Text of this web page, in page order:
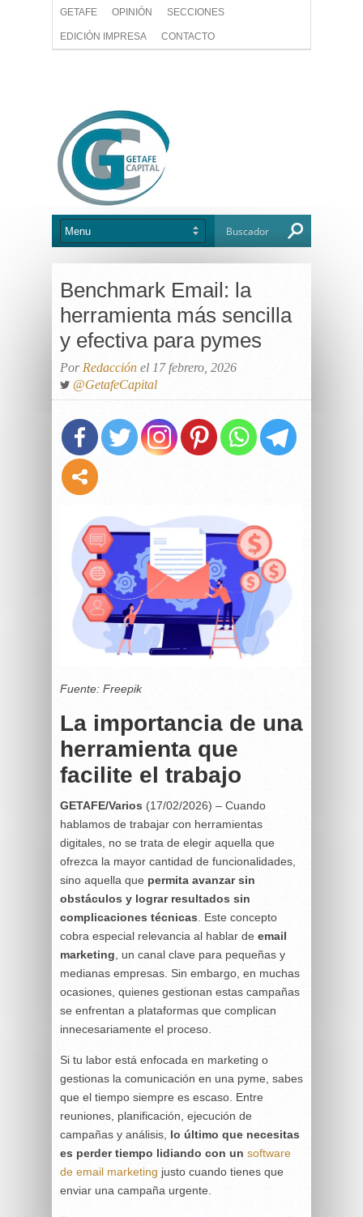
GETAFE OPINIÓN SECCIONES
EDICIÓN IMPRESA CONTACTO
Benchmark Email: la
herramienta más sencilla
y efectiva para pymes
Por Redacción el 17 febrero, 2026
@GetafeCapital
Fuente: Freepik
La importancia de una
herramienta que
facilite el trabajo
GETAFE/Varios (17/02/2026) – Cuando
hablamos de trabajar con herramientas
digitales, no se trata de elegir aquella que
ofrezca la mayor cantidad de funcionalidades,
sino aquella que permita avanzar sin
obstáculos y lograr resultados sin
complicaciones técnicas . Este concepto
cobra especial relevancia al hablar de email
marketing , un canal clave para pequeñas y
medianas empresas. Sin embargo, en muchas
ocasiones, quienes gestionan estas campañas
se enfrentan a plataformas que complican
innecesariamente el proceso.
Si tu labor está enfocada en marketing o
gestionas la comunicación en una pyme, sabes
que el tiempo siempre es escaso. Entre
reuniones, planificación, ejecución de
campañas y análisis, lo último que necesitas
es perder tiempo lidiando con un software
de email marketing justo cuando tienes que
enviar una campaña urgente.